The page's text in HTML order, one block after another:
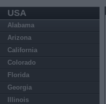
USA
Alabama
Arizona
California
Colorado
Florida
Georgia
Illinois